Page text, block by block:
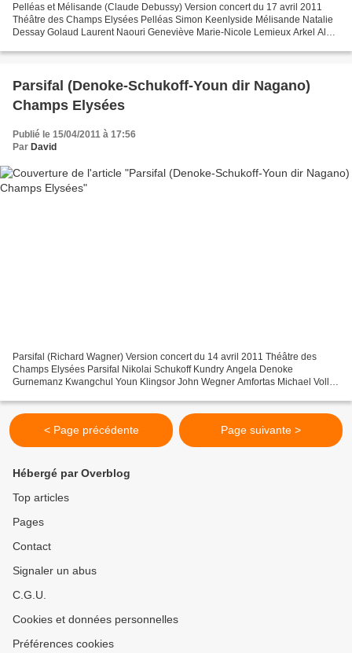
Pelléas et Mélisande (Claude Debussy) Version concert du 17 avril 2011
Théâtre des Champs Elysées Pelléas Simon Keenlyside Mélisande Natalie
Dessay Golaud Laurent Naouri Geneviève Marie-Nicole Lemieux Arkel Alain
Parsifal (Denoke-Schukoff-Youn dir Nagano)
Champs Elysées
Publié le 15/04/2011 à 17:56
Par David
Parsifal (Richard Wagner) Version concert du 14 avril 2011 Théâtre des
Champs Elysées Parsifal Nikolai Schukoff Kundry Angela Denoke
Gurnemanz Kwangchul Youn Klingsor John Wegner Amfortas Michael Volle
< Page précédente Page suivante >
Hébergé par Overblog
Top articles
Pages
Contact
Signaler un abus
C.G.U.
Cookies et données personnelles
Préférences cookies